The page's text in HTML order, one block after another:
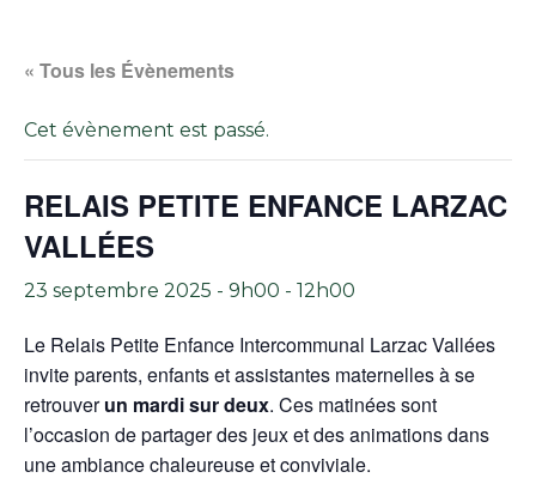
« Tous les Évènements
Cet évènement est passé.
RELAIS PETITE ENFANCE LARZAC
VALLÉES
23 septembre 2025 - 9h00 - 12h00
Le Relais Petite Enfance Intercommunal Larzac Vallées
invite parents, enfants et assistantes maternelles à se
retrouverun mardi sur deux. Ces matinées sont
l’occasion de partager des jeux et des animations dans
une ambiance chaleureuse et conviviale.